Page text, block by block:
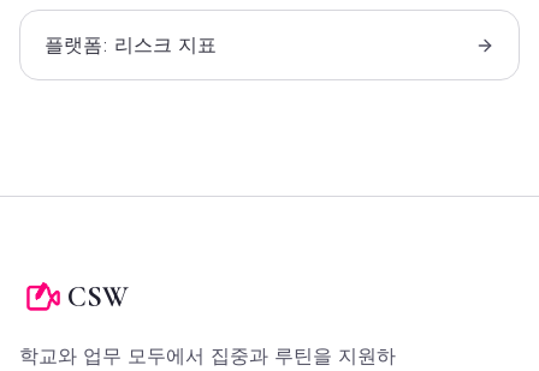
플랫폼: 리스크 지표
CSW
학교와 업무 모두에서 집중과 루틴을 지원하